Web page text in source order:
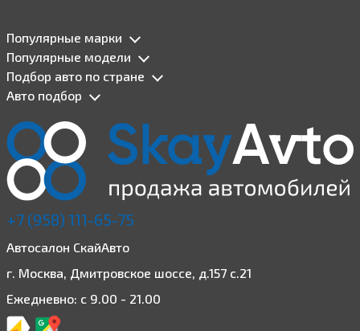
Популярные марки
Популярные модели
Подбор авто по стране
Авто подбор
+7 (958) 111-65-75
Автосалон СкайАвто
г. Москва, Дмитровское шоссе, д.157 с.21
Ежедневно: с 9.00 - 21.00